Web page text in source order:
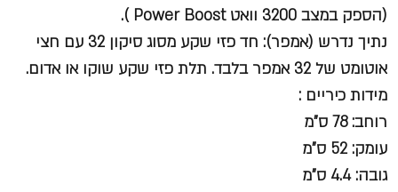
(הספק במצב 3200 וואט Power Boost ).
נתיך נדרש (אמפר): חד פזי שקע מסוג סיקון 32 עם חצי
אוטומט של 32 אמפר בלבד. תלת פזי שקע שוקו או אדום.
מידות כיריים :
רוחב: 78 ס"מ
עומק: 52 ס"מ
גובה: 4.4 ס"מ